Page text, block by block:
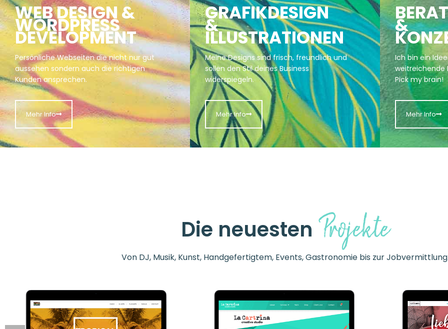
WEB DESIGN &
WORDPRESS
DEVELOPMENT
Persönliche Webseiten die nicht nur gut
aussehen sondern auch die richtigen
Kunden ansprechen.
Mehr Info
GRAFIKDESIGN
&
ILLUSTRATIONEN
Meine Designs sind frisch, freundlich und
sollen den Stil deines Business
widerspiegeln.
Mehr Info
&
Ich bin ein
weitreichende
Pick my brain!
Mehr Info
Die neuesten Projekte
Von DJ, Musik, Kunst, Handgefertigtem, Events, Gastronomie bis zur